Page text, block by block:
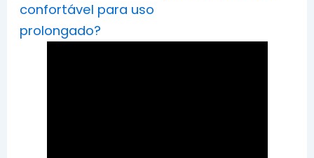
confortável para uso
prolongado?